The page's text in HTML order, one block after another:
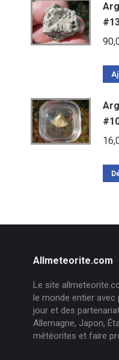
Allmeteorite.com
Le site
le monde entier
jour et des
Allemagne, Japon,
météorites et faire